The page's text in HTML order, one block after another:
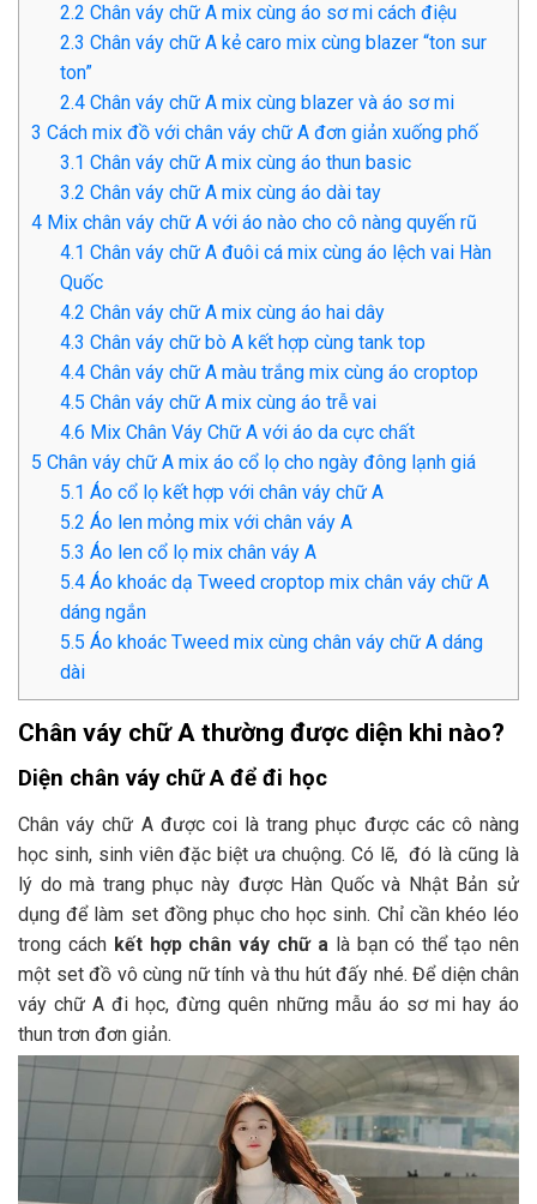
2.2 Chân váy chữ A mix cùng áo sơ mi cách điệu
2.3 Chân váy chữ A kẻ caro mix cùng blazer “ton sur
ton”
2.4 Chân váy chữ A mix cùng blazer và áo sơ mi
3 Cách mix đồ với chân váy chữ A đơn giản xuống phố
3.1 Chân váy chữ A mix cùng áo thun basic
3.2 Chân váy chữ A mix cùng áo dài tay
4 Mix chân váy chữ A với áo nào cho cô nàng quyến rũ
4.1 Chân váy chữ A đuôi cá mix cùng áo lệch vai Hàn
Quốc
4.2 Chân váy chữ A mix cùng áo hai dây
4.3 Chân váy chữ bò A kết hợp cùng tank top
4.4 Chân váy chữ A màu trắng mix cùng áo croptop
4.5 Chân váy chữ A mix cùng áo trễ vai
4.6 Mix Chân Váy Chữ A với áo da cực chất
5 Chân váy chữ A mix áo cổ lọ cho ngày đông lạnh giá
5.1 Áo cổ lọ kết hợp với chân váy chữ A
5.2 Áo len mỏng mix với chân váy A
5.3 Áo len cổ lọ mix chân váy A
5.4 Áo khoác dạ Tweed croptop mix chân váy chữ A
dáng ngắn
5.5 Áo khoác Tweed mix cùng chân váy chữ A dáng
dài
Chân váy chữ A thường được diện khi nào?
Diện chân váy chữ A để đi học
Chân váy chữ A được coi là trang phục được các cô nàng
học sinh, sinh viên đặc biệt ưa chuộng. Có lẽ, đó là cũng là
lý do mà trang phục này được Hàn Quốc và Nhật Bản sử
dụng để làm set đồng phục cho học sinh. Chỉ cần khéo léo
trong cách kết hợp chân váy chữ alà bạn có thể tạo nên
một set đồ vô cùng nữ tính và thu hút đấy nhé. Để diện chân
váy chữ A đi học, đừng quên những mẫu áo sơ mi hay áo
thun trơn đơn giản.